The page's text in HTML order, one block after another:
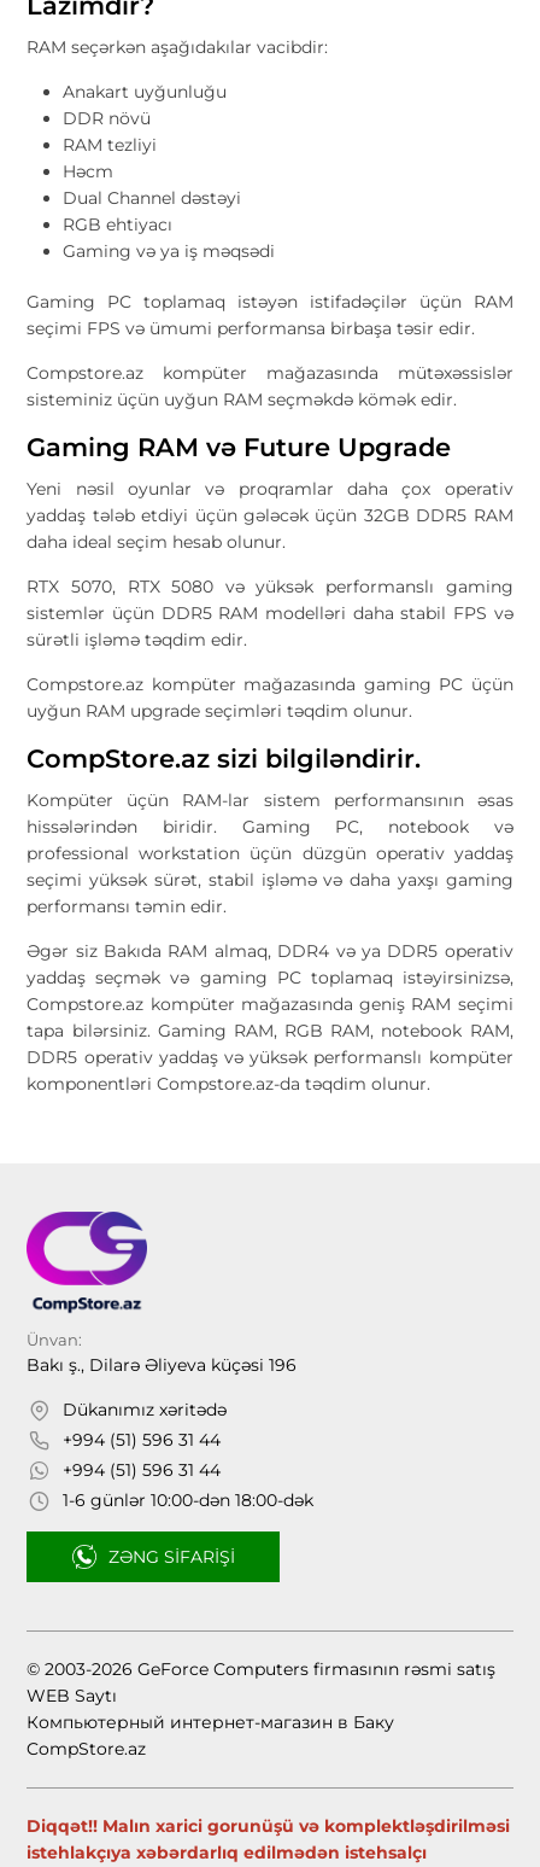
RAM seçərkən aşağıdakılar vacibdir:
Anakart uyğunluğu
DDR növü
RAM tezliyi
Həcm
Dual Channel dəstəyi
RGB ehtiyacı
Gaming və ya iş məqsədi
Gaming PC toplamaq istəyən istifadəçilər üçün RAM
seçimi FPS və ümumi performansa birbaşa təsir edir.
Compstore.az kompüter mağazasında mütəxəssislər
sisteminiz üçün uyğun RAM seçməkdə kömək edir.
Gaming RAM və Future Upgrade
Yeni nəsil oyunlar və proqramlar daha çox operativ
yaddaş tələb etdiyi üçün gələcək üçün 32GB DDR5 RAM
daha ideal seçim hesab olunur.
RTX 5070, RTX 5080 və yüksək performanslı gaming
sistemlər üçün DDR5 RAM modelləri daha stabil FPS və
sürətli işləmə təqdim edir.
Compstore.az kompüter mağazasında gaming PC üçün
uyğun RAM upgrade seçimləri təqdim olunur.
CompStore.az sizi bilgiləndirir.
Kompüter üçün RAM-lar sistem performansının əsas
hissələrindən biridir. Gaming PC, notebook və
professional workstation üçün düzgün operativ yaddaş
seçimi yüksək sürət, stabil işləmə və daha yaxşı gaming
performansı təmin edir.
Əgər siz Bakıda RAM almaq, DDR4 və ya DDR5 operativ
yaddaş seçmək və gaming PC toplamaq istəyirsinizsə,
Compstore.az kompüter mağazasında geniş RAM seçimi
tapa bilərsiniz. Gaming RAM, RGB RAM, notebook RAM,
DDR5 operativ yaddaş və yüksək performanslı kompüter
komponentləri Compstore.az-da təqdim olunur.
Ünvan:
Bakı ş., Dilarə Əliyeva küçəsi 196
Dükanımız xəritədə
+994 (51) 596 31 44
+994 (51) 596 31 44
1-6 günlər 10:00-dən 18:00-dək
ZƏNG SIFARIŞI
© 2003-2026 GeForce Computers firmasının rəsmi satış
WEB Saytı
Компьютерный интернет-магазин в Баку
CompStore.az
Diqqət!! Malın xarici gorunüşü və komplektləşdirilməsi
istehlakçıya xəbərdarlıq edilmədən istehsalçı